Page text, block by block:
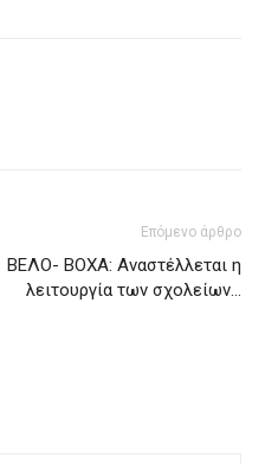
Επόμενο άρθρο
ΒΕΛΟ- ΒΟΧΑ: Αναστέλλεται η
λειτουργία των σχολείων…